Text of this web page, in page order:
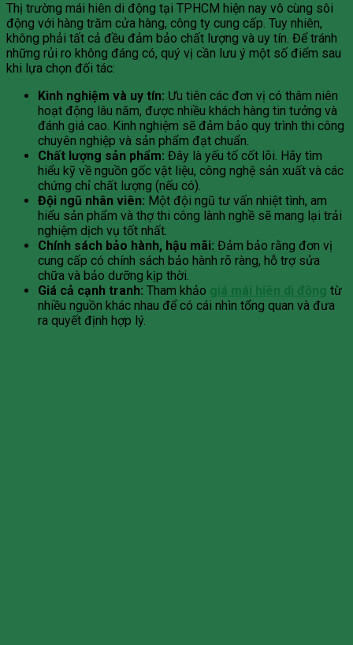
Thị trường mái hiên di động tại TPHCM hiện nay vô cùng sôi
động với hàng trăm cửa hàng, công ty cung cấp. Tuy nhiên,
không phải tất cả đều đảm bảo chất lượng và uy tín. Để tránh
những rủi ro không đáng có, quý vị cần lưu ý một số điểm sau
khi lựa chọn đối tác:
Kinh nghiệm và uy tín: Ưu tiên các đơn vị có thâm niên
hoạt động lâu năm, được nhiều khách hàng tin tưởng và
đánh giá cao. Kinh nghiệm sẽ đảm bảo quy trình thi công
chuyên nghiệp và sản phẩm đạt chuẩn.
Chất lượng sản phẩm: Đây là yếu tố cốt lõi. Hãy tìm
hiểu kỹ về nguồn gốc vật liệu, công nghệ sản xuất và các
chứng chỉ chất lượng (nếu có).
Đội ngũ nhân viên: Một đội ngũ tư vấn nhiệt tình, am
hiểu sản phẩm và thợ thi công lành nghề sẽ mang lại trải
nghiệm dịch vụ tốt nhất.
Chính sách bảo hành, hậu mãi: Đảm bảo rằng đơn vị
cung cấp có chính sách bảo hành rõ ràng, hỗ trợ sửa
chữa và bảo dưỡng kịp thời.
Giá cả cạnh tranh: Tham khảo giá mái hiên di động từ
nhiều nguồn khác nhau để có cái nhìn tổng quan và đưa
ra quyết định hợp lý.